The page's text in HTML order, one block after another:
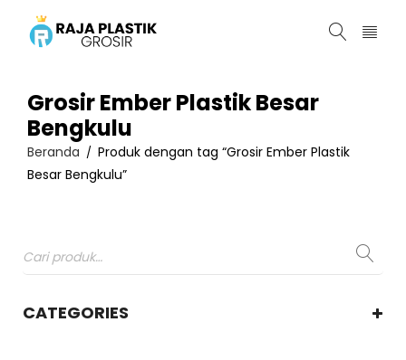
Grosir Ember Plastik Besar
Bengkulu
Beranda / Produk dengan tag “Grosir Ember Plastik
Besar Bengkulu”
CATEGORIES